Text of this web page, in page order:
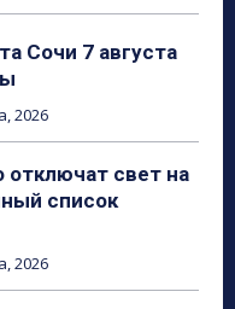
Сочи 7 августа
2026
отключат свет на
список
2026